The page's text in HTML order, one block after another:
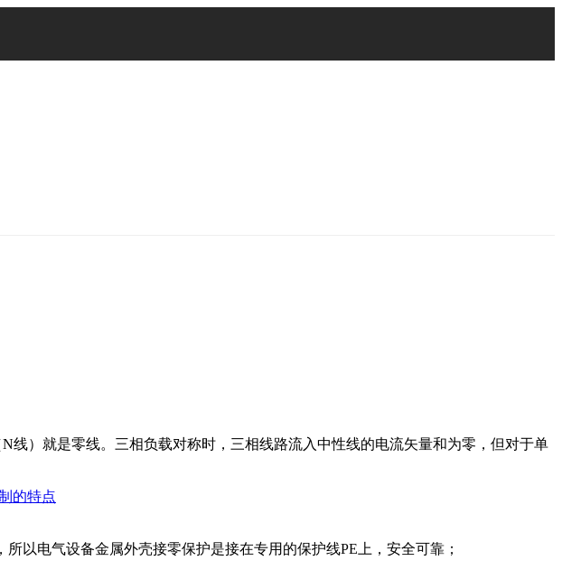
）就是零线。三相负载对称时，三相线路流入中性线的电流矢量和为零，但对于单
电气设备金属外壳接零保护是接在专用的保护线PE上，安全可靠；